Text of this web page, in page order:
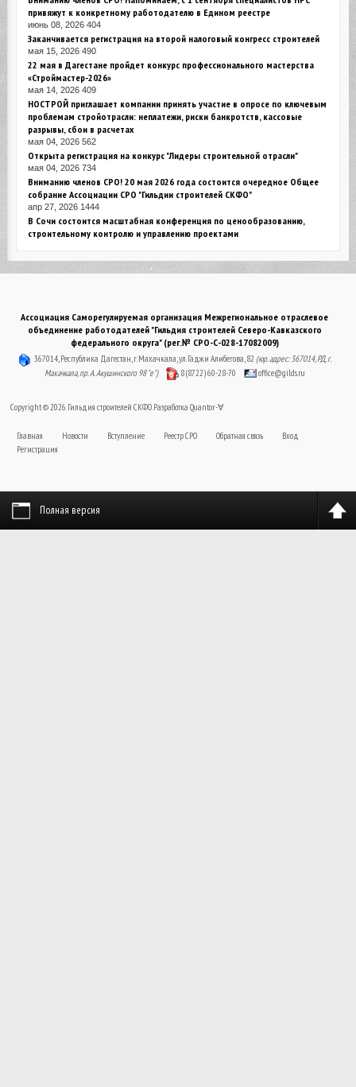
привяжут к конкретному работодателю в Едином реестре
июнь 08, 2026 404
Заканчивается регистрация на второй налоговый конгресс строителей
мая 15, 2026 490
22 мая в Дагестане пройдет конкурс профессионального мастерства
«Строймастер-2026»
мая 14, 2026 409
НОСТРОЙ приглашает компании принять участие в опросе по ключевым
проблемам стройотрасли: неплатежи, риски банкротств, кассовые
разрывы, сбои в расчетах
мая 04, 2026 562
Открыта регистрация на конкурс "Лидеры строительной отрасли"
мая 04, 2026 734
Вниманию членов СРО! 20 мая 2026 года состоится очередное Общее
собрание Ассоциации СРО "Гильдии строителей СКФО"
апр 27, 2026 1444
В Сочи состоится масштабная конференция по ценообразованию,
строительному контролю и управлению проектами
Ассоциация Саморегулируемая организация Межрегиональное отраслевое
объединение работодателей "Гильдия строителей Северо-Кавказского
федерального округа" (рег.№ СРО-С-028-17082009)
367014, Республика Дагестан, г. Махачкала, ул. Гаджи Алибегова, 82 (юр. адрес: 367014, РД, г.
Махачкала, пр. А. Акушинского 98 "е")
8 (8722) 60-28-70 office@gilds.ru
Copyright © 2026. Гильдия строителей СКФО. Разработка Quantor-∀
Главная Новости Вступление Реестр СРО Обратная связь
Вход
Регистрация
Полная версия